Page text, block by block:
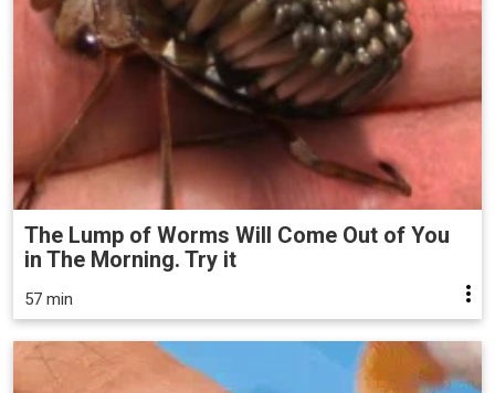
The Lump of Worms Will Come Out of You
in The Morning. Try it
57 min